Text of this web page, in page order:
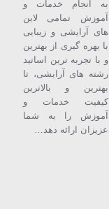
به انجام خدمات و
آموزش تمامی لاین
های آرایشی و زیبایی
با بهره گیری از بهترین
و با تجربه ترین اساتید
رشته های آرایشی، تا
بهترین و بالاترین
كیفیت خدمات و
آموزش را به شما
عزیزان ارائه دهد…